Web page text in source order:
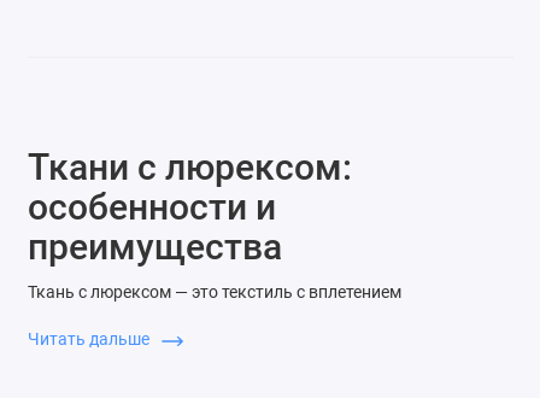
Ткани с люрексом:
особенности и
преимущества
Ткань с люрексом — это текстиль с вплетением
трикотаж или синтетическая ткань. Такая добавка придаёт
Читать дальше